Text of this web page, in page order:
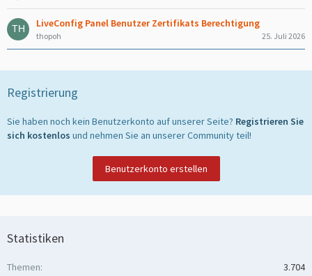
LiveConfig Panel Benutzer Zertifikats Berechtigung
thopoh 25. Juli 2026
Registrierung
Sie haben noch kein Benutzerkonto auf unserer Seite? Registrieren Sie
sich kostenlos und nehmen Sie an unserer Community teil!
Benutzerkonto erstellen
Statistiken
Themen
3.704